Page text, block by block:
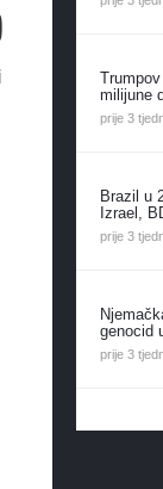
milijune
prije 3
Brazil u
Izrael,
prije 3
genocid
prije 3